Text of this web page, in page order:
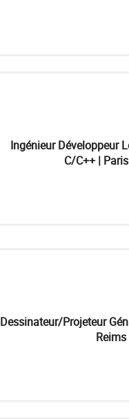
Ingénieur Développeur
C/C++ |
Dessinateur/Projeteur
Reims